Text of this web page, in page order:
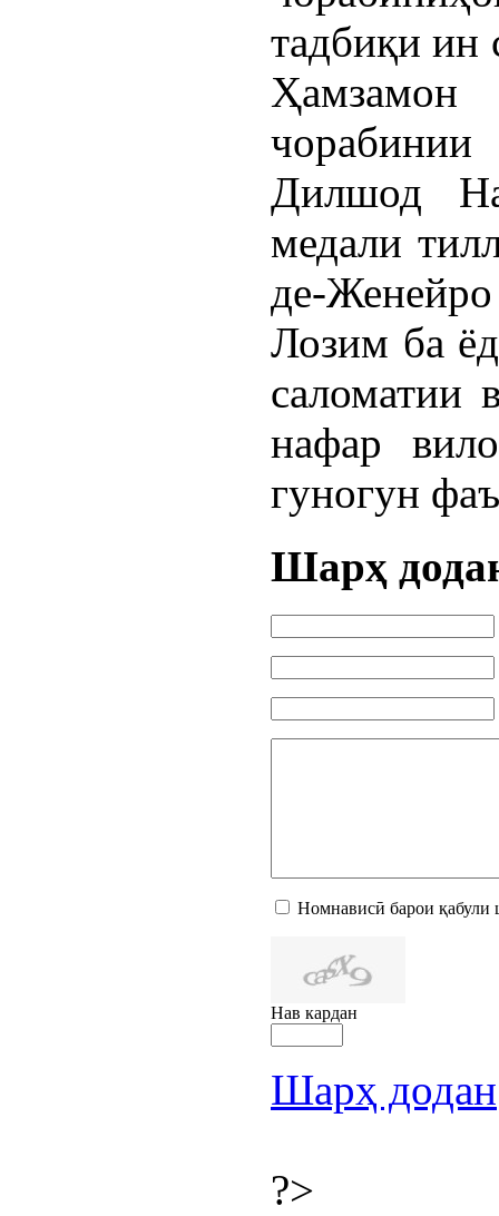
тадбиқи ин
чорабинии
Дилшод
медали
де-
Лозим ба
саломатии
нафар
гуногун
Шарҳ
Номнависӣ барои қабули
Нав кардан
Шарҳ додан
?>